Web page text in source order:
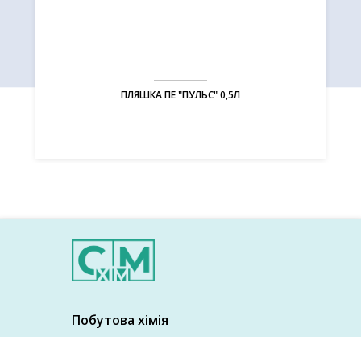
ПЛЯШКА ПЕ "ПУЛЬС" 0,5Л
Побутова хімія